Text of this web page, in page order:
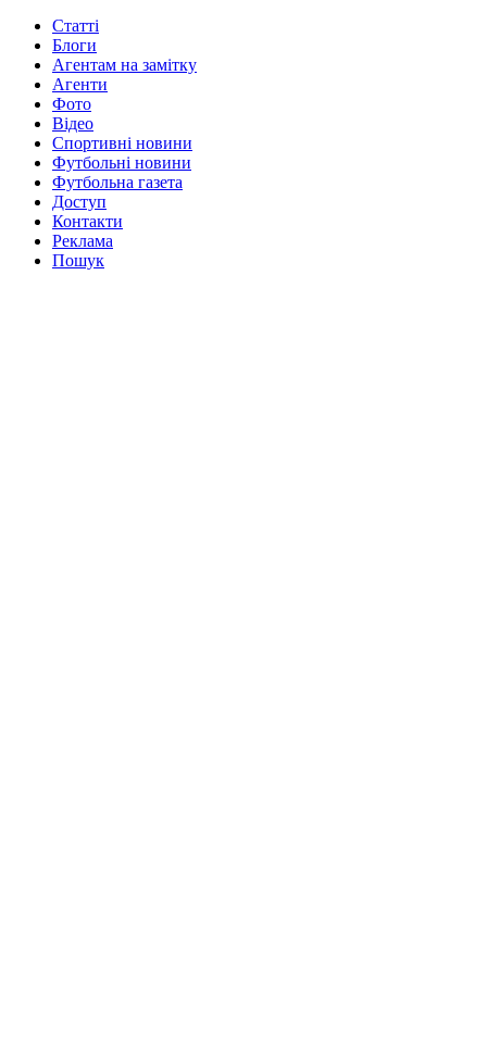
Статті
Блоги
Агентам на замітку
Агенти
Фото
Відео
Спортивні новини
Футбольні новини
Футбольна газета
Доступ
Контакти
Реклама
Пошук